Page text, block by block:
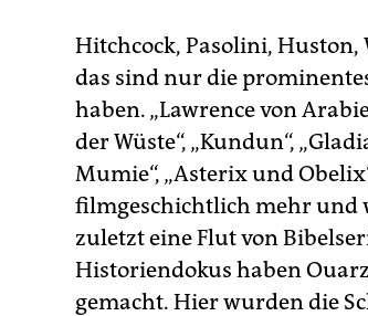
Hitchcock, Pasolini, Huston,
das sind nur die
haben. „Lawrence von
der Wüste“, „Kundun“,
Mumie“, „Asterix und
filmgeschichtlich mehr und
zuletzt eine Flut von
Historiendokus haben
gemacht. Hier wurden die